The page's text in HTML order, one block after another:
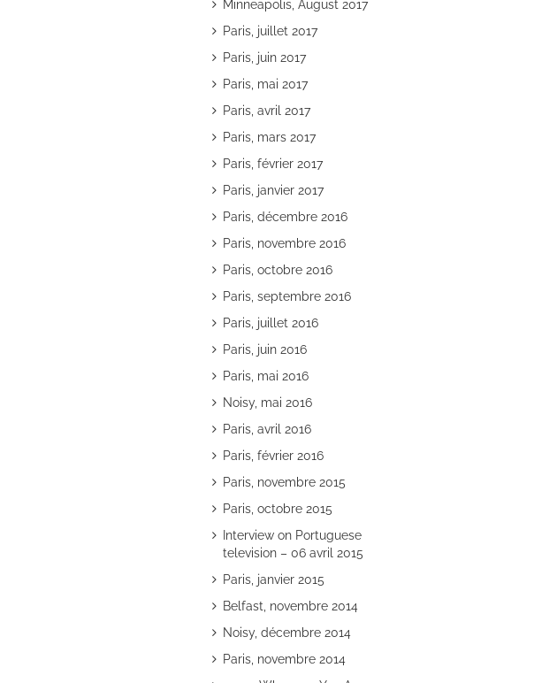
Minneapolis, August 2017
Paris, juillet 2017
Paris, juin 2017
Paris, mai 2017
Paris, avril 2017
Paris, mars 2017
Paris, février 2017
Paris, janvier 2017
Paris, décembre 2016
Paris, novembre 2016
Paris, octobre 2016
Paris, septembre 2016
Paris, juillet 2016
Paris, juin 2016
Paris, mai 2016
Noisy, mai 2016
Paris, avril 2016
Paris, février 2016
Paris, novembre 2015
Paris, octobre 2015
Interview on Portuguese
television – 06 avril 2015
Paris, janvier 2015
Belfast, novembre 2014
Noisy, décembre 2014
Paris, novembre 2014